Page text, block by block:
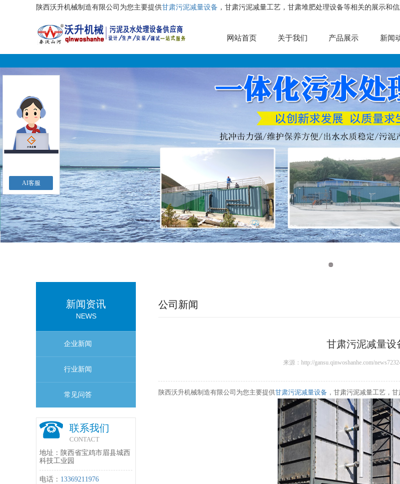
陕西沃升机械制造有限公司为您主要提供甘肃污泥减量设备 ，甘肃污泥减量工艺，甘肃堆肥处理设备等相关的展示和
网站首页 关于我们 产品展示 新闻
新闻资讯
NEWS
企业新闻
行业新闻
常见问答
联系我们
CONTACT
地址：陕西省宝鸡市眉县城西
科技工业园
电话： 13369211976
公司新闻
甘肃污泥减量设
来源：http://gansu.qinwoshanhe.com/
陕西沃升机械制造有限公司为您主要提供甘肃污泥减量设备 ，甘肃污泥减量工艺，
AI客服